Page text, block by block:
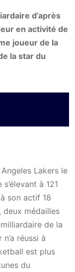
d’après
en activité de
joueur de la
la star du
Lakers le
à 121
son actif 18
deux médailles
de la
réussi à
est plus
du